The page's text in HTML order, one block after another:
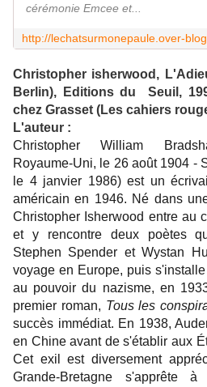
cérémonie Emcee et...
Christopher isherwood,
Berlin), Editions du Seuil,
chez Grasset (Les cahiers
L'auteur :
Christopher William
Royaume-Uni, le 26 août 1904 -
le 4 janvier 1986) est un
américain en 1946. Né dans
Christopher Isherwood entre au
et y rencontre deux poètes
Stephen Spender et Wystan
voyage en Europe, puis
au pouvoir du nazisme, en
premier roman, Tous les
succès immédiat. En 1938,
en Chine avant de s'établir aux
Cet exil est diversement
Grande-Bretagne s'apprête